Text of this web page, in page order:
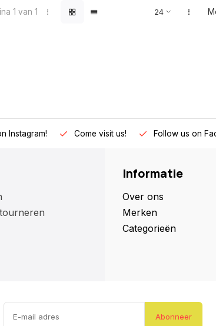
1 van 1
Instagram! Come visit us! Follow us on
Informatie
Over ons
Merken
Categorieën
Abonneer